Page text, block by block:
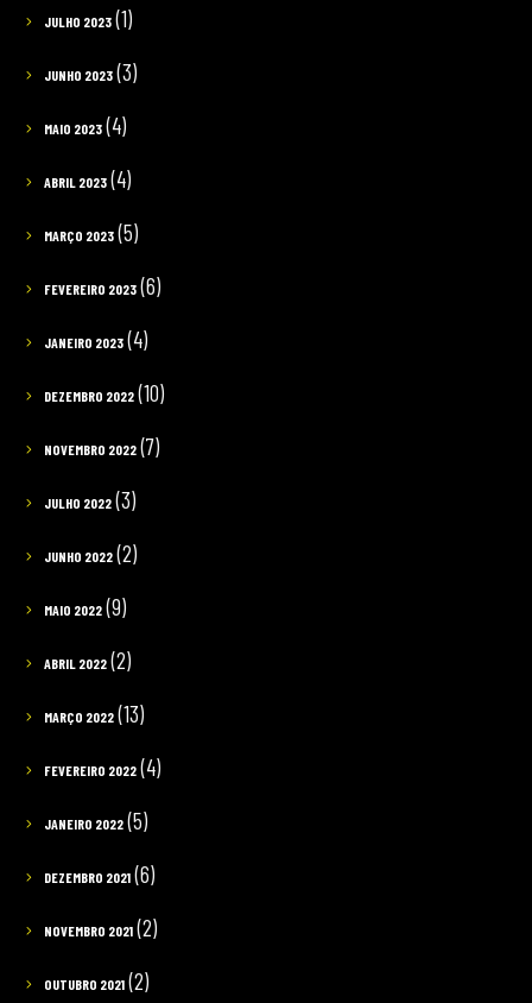
JULHO 2023(1)
JUNHO 2023(3)
MAIO 2023(4)
ABRIL 2023(4)
MARÇO 2023(5)
FEVEREIRO 2023(6)
JANEIRO 2023(4)
DEZEMBRO 2022(10)
NOVEMBRO 2022(7)
JULHO 2022(3)
JUNHO 2022(2)
MAIO 2022(9)
ABRIL 2022(2)
MARÇO 2022(13)
FEVEREIRO 2022(4)
JANEIRO 2022(5)
DEZEMBRO 2021(6)
NOVEMBRO 2021(2)
OUTUBRO 2021(2)